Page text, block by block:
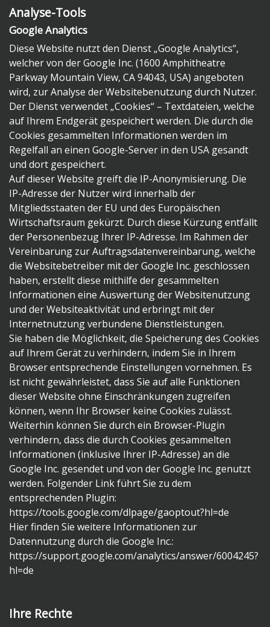
Analyse-Tools
Google Analytics
Diese Website nutzt den Dienst „Google Analytics“,
welcher von der Google Inc. (1600 Amphitheatre
Parkway Mountain View, CA 94043, USA) angeboten
wird, zur Analyse der Websitebenutzung durch Nutzer.
Der Dienst verwendet „Cookies“ – Textdateien, welche
auf Ihrem Endgerät gespeichert werden. Die durch die
Cookies gesammelten Informationen werden im
Regelfall an einen Google-Server in den USA gesandt
und dort gespeichert.
Auf dieser Website greift die IP-Anonymisierung. Die
IP-Adresse der Nutzer wird innerhalb der
Mitgliedsstaaten der EU und des Europäischen
Wirtschaftsraum gekürzt. Durch diese Kürzung entfällt
der Personenbezug Ihrer IP-Adresse. Im Rahmen der
Vereinbarung zur Auftragsdatenvereinbarung, welche
die Websitebetreiber mit der Google Inc. geschlossen
haben, erstellt diese mithilfe der gesammelten
Informationen eine Auswertung der Websitenutzung
und der Websiteaktivität und erbringt mit der
Internetnutzung verbundene Dienstleistungen.
Sie haben die Möglichkeit, die Speicherung des Cookies
auf Ihrem Gerät zu verhindern, indem Sie in Ihrem
Browser entsprechende Einstellungen vornehmen. Es
ist nicht gewährleistet, dass Sie auf alle Funktionen
dieser Website ohne Einschränkungen zugreifen
können, wenn Ihr Browser keine Cookies zulässt.
Weiterhin können Sie durch ein Browser-Plugin
verhindern, dass die durch Cookies gesammelten
Informationen (inklusive Ihrer IP-Adresse) an die
Google Inc. gesendet und von der Google Inc. genutzt
werden. Folgender Link führt Sie zu dem
entsprechenden Plugin:
https://tools.google.com/dlpage/gaoptout?hl=de
Hier finden Sie weitere Informationen zur
Datennutzung durch die Google Inc.:
https://support.google.com/analytics/answer/6004245?
hl=de
Ihre Rechte